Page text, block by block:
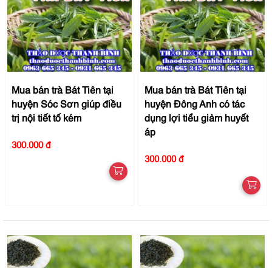
Mua bán trà Bát Tiên tại
huyện Sóc Sơn giúp điều
trị nội tiết tố kém
300.000 đ
Mua bán trà Bát Tiên tại
huyện Đông Anh có tác
dụng lợi tiểu giảm huyết
áp
300.000 đ